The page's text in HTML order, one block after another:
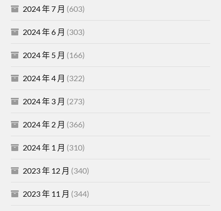
2024 年 7 月 (603)
2024 年 6 月 (303)
2024 年 5 月 (166)
2024 年 4 月 (322)
2024 年 3 月 (273)
2024 年 2 月 (366)
2024 年 1 月 (310)
2023 年 12 月 (340)
2023 年 11 月 (344)